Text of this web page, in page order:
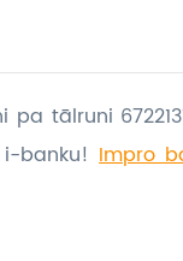
pa tālruni
i-banku!Impro